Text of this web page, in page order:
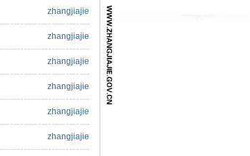
zhangjiajie
zhangjiajie
zhangjiajie
zhangjiajie
zhangjiajie
zhangjiajie